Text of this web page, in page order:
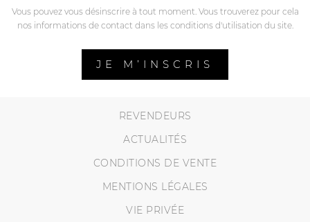
Vous pouvez vous désinscrire à tout moment. Vous trouverez pour cela
nos informations de contact dans les conditions d'utilisation du site.
JE M’INSCRIS
REVENDEURS
ACTUALITÉS
CONDITIONS DE VENTE
MENTIONS LÉGALES
VIE PRIVÉE